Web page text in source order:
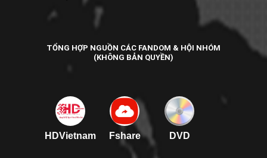
TỔNG HỢP NGUỒN CÁC FANDOM & HỘI NHÓM
(KHÔNG BẢN QUYỀN)
HDVietnam Fshare DVD